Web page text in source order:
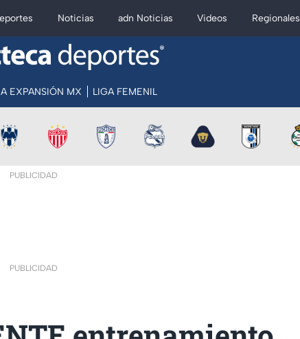
Noticias adn Noticias Videos Regionales
EXPANSIÓN MX LIGA FEMENIL
PUBLICIDAD
PUBLICIDAD